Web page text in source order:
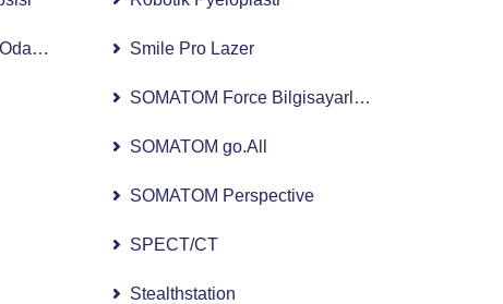
Ultrason)Smile Pro Lazer
SOMATOM Force Bilgisayarlı Tomografi Sistemi
SOMATOM go.All
SOMATOM Perspective
SPECT/CT
Stealthstation